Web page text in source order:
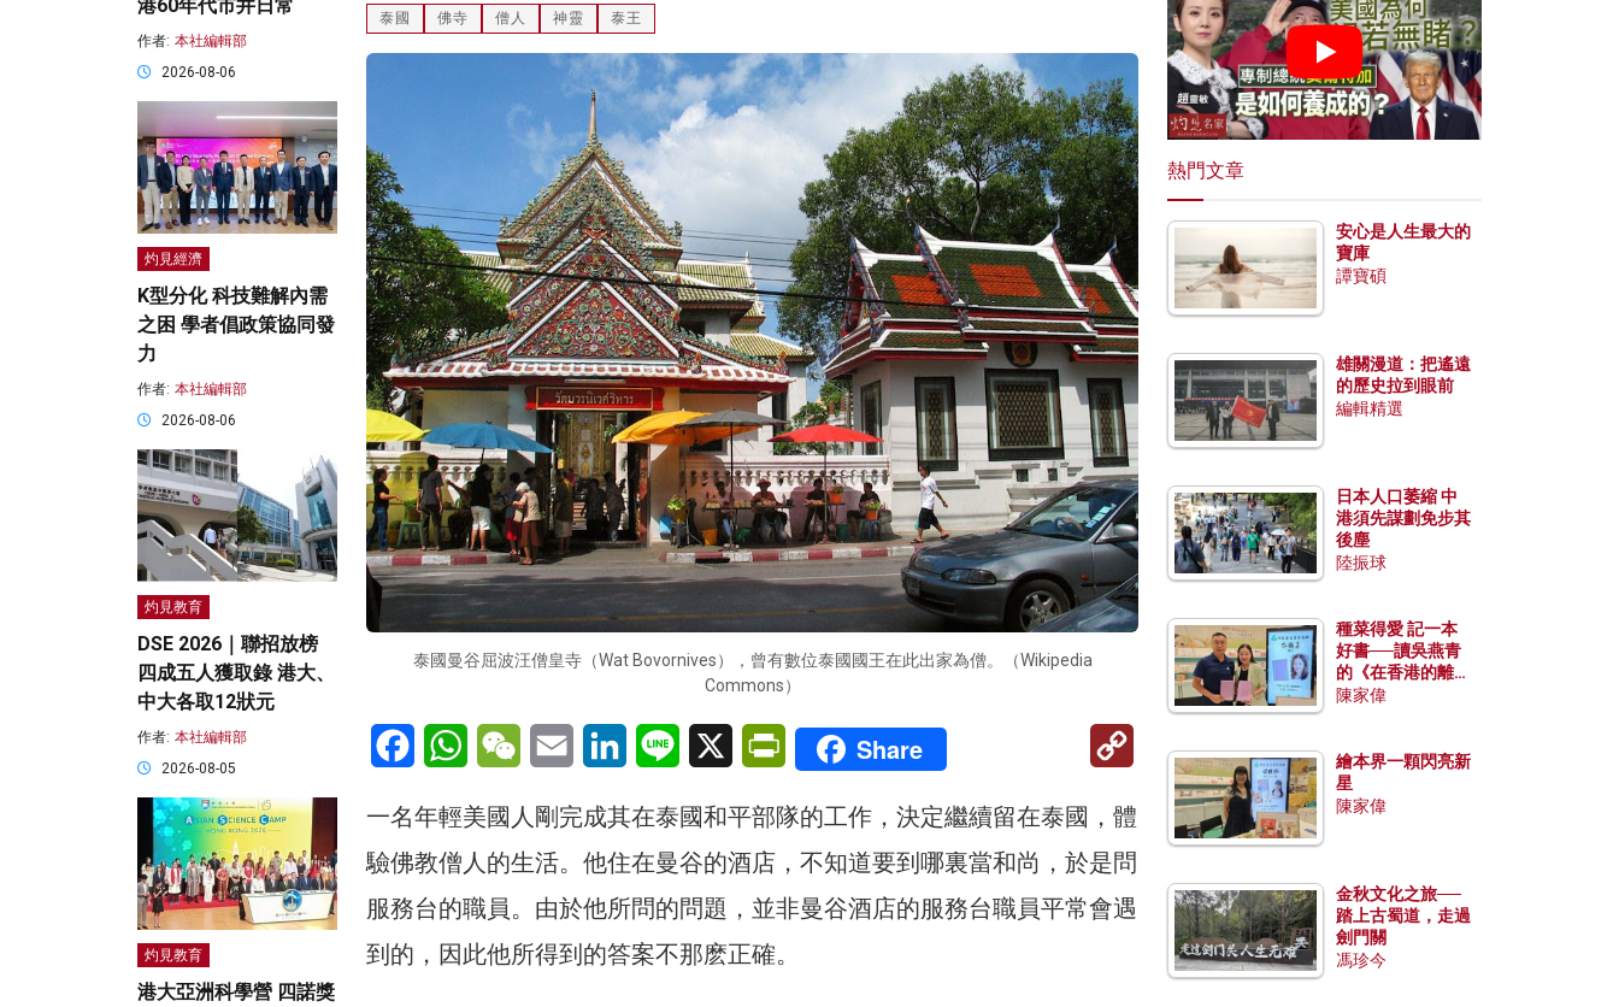
泰國 佛寺 僧人 神靈 泰王
泰國曼谷屈波汪僧皇寺（Wat Bovornives），曾有數位泰國國王在此出家為僧。（Wikipedia
Commons）
FacebookWhatsAppWeChatEmail LinkedInLine X PrintFriendly
Share
Link
一名年輕美國人剛完成其在泰國和平部隊的工作，決定繼續留在泰國，體
驗佛教僧人的生活。他住在曼谷的酒店，不知道要到哪裏當和尚，於是問
服務台的職員。由於他所問的問題，並非曼谷酒店的服務台職員平常會遇
到的，因此他所得到的答案不那麽正確。
港60年代市井日常
作者: 本社編輯部
2026-08-06
灼見經濟
K型分化 科技難解內需
之困 學者倡政策協同發
力
作者: 本社編輯部
2026-08-06
灼見教育
DSE 2026｜聯招放榜
四成五人獲取錄 港大、
中大各取12狀元
作者: 本社編輯部
2026-08-05
灼見教育
港大亞洲科學營 四諾獎
熱門文章
安心是人生最大的
寶庫
譚寶碩
雄關漫道：把遙遠
的歷史拉到眼前
編輯精選
日本人口萎縮 中
港須先謀劃免步其
後塵
陸振球
種菜得愛 記一本
好書──讀吳燕青
的《在香港的離島
種菜》
陳家偉
繪本界一顆閃亮新
星
陳家偉
金秋文化之旅──
踏上古蜀道，走過
劍門關
馮珍今